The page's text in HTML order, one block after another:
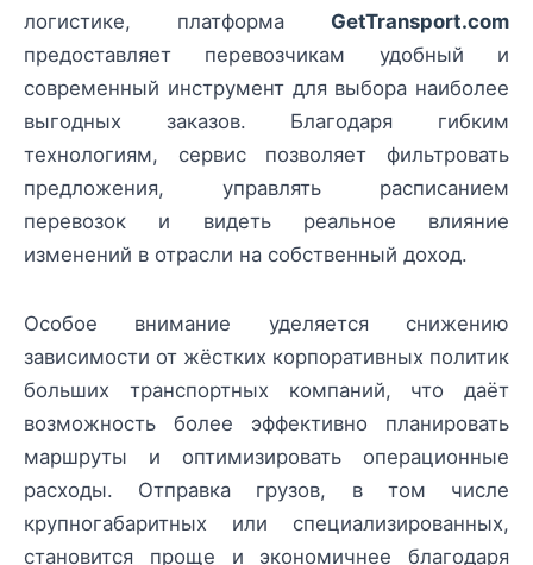
логистике, платформа GetTransport.com
предоставляет перевозчикам удобный и
современный инструмент для выбора наиболее
выгодных заказов. Благодаря гибким
технологиям, сервис позволяет фильтровать
предложения, управлять расписанием
перевозок и видеть реальное влияние
изменений в отрасли на собственный доход.
Особое внимание уделяется снижению
зависимости от жёстких корпоративных политик
больших транспортных компаний, что даёт
возможность более эффективно планировать
маршруты и оптимизировать операционные
расходы. Отправка грузов, в том числе
крупногабаритных или специализированных,
становится проще и экономичнее благодаря